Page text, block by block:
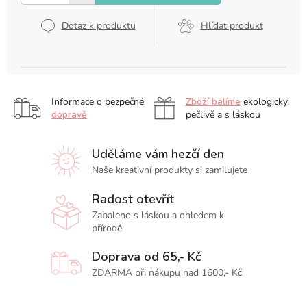
Dotaz k produktu Hlídat produkt
Informace o bezpečné
dopravě
Zboží balíme ekologicky,
pečlivě a s láskou
Uděláme vám hezčí den
Naše kreativní produkty si zamilujete
Radost otevřít
Zabaleno s láskou a ohledem k
přírodě
Doprava od 65,- Kč
ZDARMA při nákupu nad 1600,- Kč